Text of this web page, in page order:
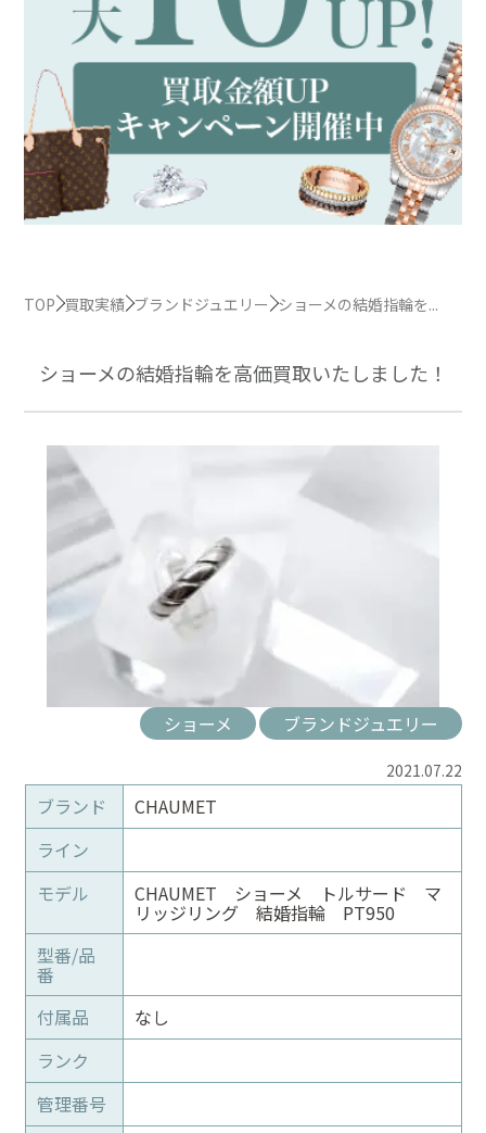
TOP 買取実績 ブランドジュエリー ショーメの結婚指輪を...
ショーメの結婚指輪を高価買取いたしました！
ショーメ ブランドジュエリー
2021.07.22
ブランド
CHAUMET
ライン
モデル
CHAUMET ショーメ トルサード マ
リッジリング 結婚指輪 PT950
型番/品
番
付属品
なし
ランク
管理番号